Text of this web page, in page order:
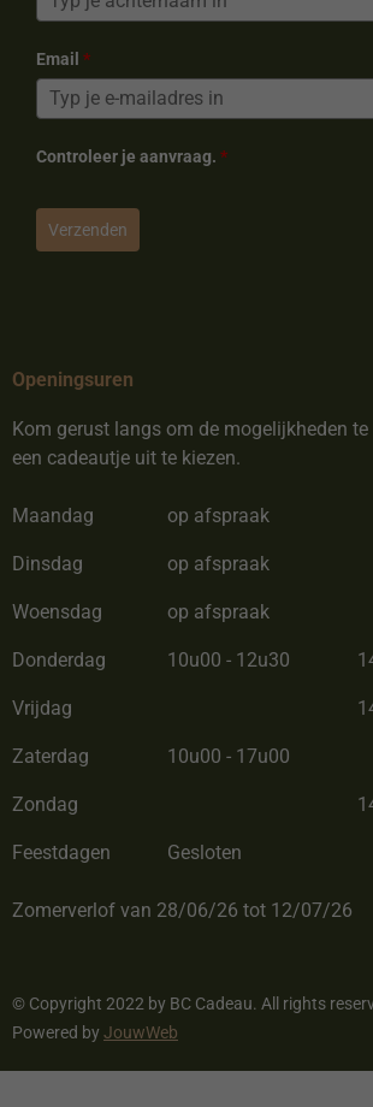
Email *
Controleer je aanvraag. *
Verzenden
Openingsuren
Kom gerust langs om de mogelijkheden
een cadeautje uit te kiezen.
Maandag op afspraak
Dinsdag op afspraak
Woensdag op afspraak
Donderdag 10u00 - 12u30
Vrijdag
Zaterdag 10u00 - 17u00
Zondag
Feestdagen Gesloten
Zomerverlof van 28/06/26 tot 12/07/26
© Copyright 2022 by BC Cadeau. All rights
Powered byJouwWeb